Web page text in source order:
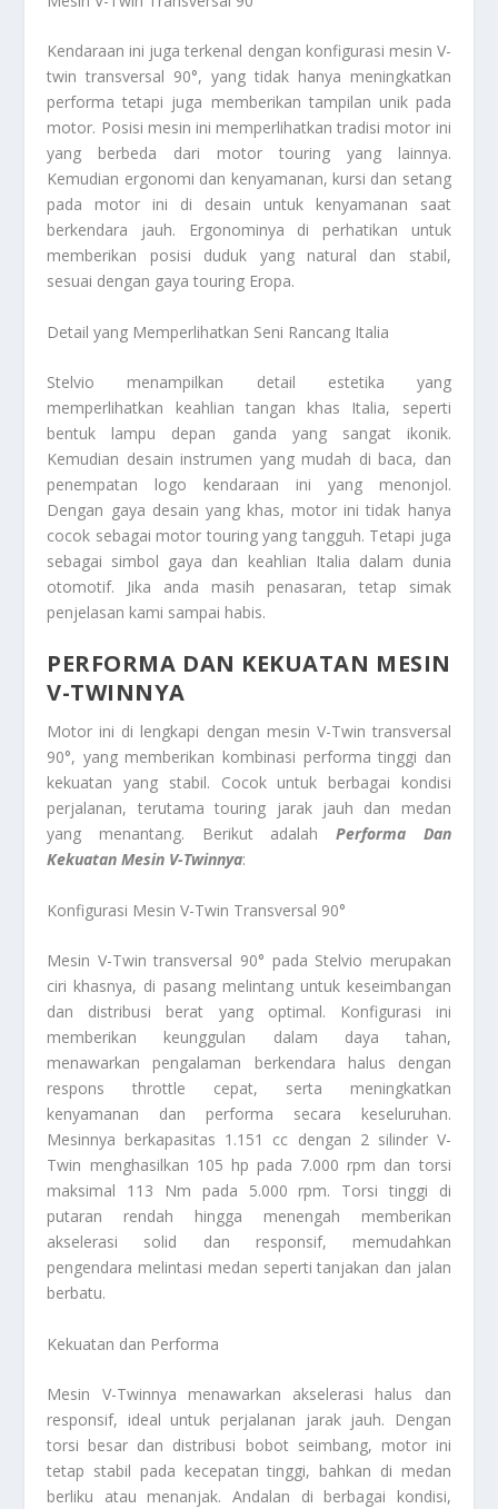
Kendaraan ini juga terkenal dengan konfigurasi mesin V-
twin transversal 90°, yang tidak hanya meningkatkan
performa tetapi juga memberikan tampilan unik pada
motor. Posisi mesin ini memperlihatkan tradisi motor ini
yang berbeda dari motor touring yang lainnya.
Kemudian ergonomi dan kenyamanan, kursi dan setang
pada motor ini di desain untuk kenyamanan saat
berkendara jauh. Ergonominya di perhatikan untuk
memberikan posisi duduk yang natural dan stabil,
sesuai dengan gaya touring Eropa.
Detail yang Memperlihatkan Seni Rancang Italia
Stelvio menampilkan detail estetika yang
memperlihatkan keahlian tangan khas Italia, seperti
bentuk lampu depan ganda yang sangat ikonik.
Kemudian desain instrumen yang mudah di baca, dan
penempatan logo kendaraan ini yang menonjol.
Dengan gaya desain yang khas, motor ini tidak hanya
cocok sebagai motor touring yang tangguh. Tetapi juga
sebagai simbol gaya dan keahlian Italia dalam dunia
otomotif. Jika anda masih penasaran, tetap simak
penjelasan kami sampai habis.
PERFORMA DAN KEKUATAN MESIN
V-TWINNYA
Motor ini di lengkapi dengan mesin V-Twin transversal
90°, yang memberikan kombinasi performa tinggi dan
kekuatan yang stabil. Cocok untuk berbagai kondisi
perjalanan, terutama touring jarak jauh dan medan
yang menantang. Berikut adalah Performa Dan
Kekuatan Mesin V-Twinnya:
Konfigurasi Mesin V-Twin Transversal 90°
Mesin V-Twin transversal 90° pada Stelvio merupakan
ciri khasnya, di pasang melintang untuk keseimbangan
dan distribusi berat yang optimal. Konfigurasi ini
memberikan keunggulan dalam daya tahan,
menawarkan pengalaman berkendara halus dengan
respons throttle cepat, serta meningkatkan
kenyamanan dan performa secara keseluruhan.
Mesinnya berkapasitas 1.151 cc dengan 2 silinder V-
Twin menghasilkan 105 hp pada 7.000 rpm dan torsi
maksimal 113 Nm pada 5.000 rpm. Torsi tinggi di
putaran rendah hingga menengah memberikan
akselerasi solid dan responsif, memudahkan
pengendara melintasi medan seperti tanjakan dan jalan
berbatu.
Kekuatan dan Performa
Mesin V-Twinnya menawarkan akselerasi halus dan
responsif, ideal untuk perjalanan jarak jauh. Dengan
torsi besar dan distribusi bobot seimbang, motor ini
tetap stabil pada kecepatan tinggi, bahkan di medan
berliku atau menanjak. Andalan di berbagai kondisi,